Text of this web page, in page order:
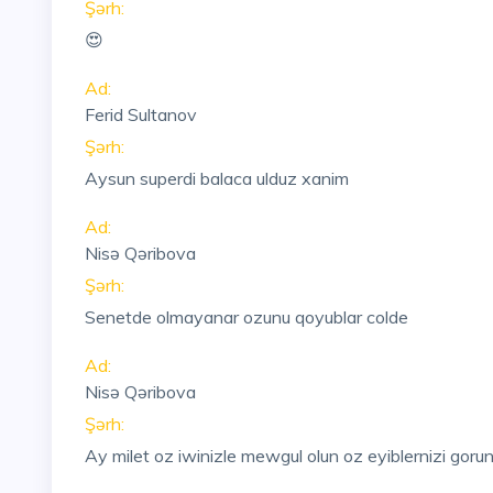
Şərh:
😍
Ad:
Ferid Sultanov
Şərh:
Aysun superdi balaca ulduz xanim
Ad:
Nisə Qəribova
Şərh:
Senetde olmayanar ozunu qoyublar colde
Ad:
Nisə Qəribova
Şərh:
Ay milet oz iwinizle mewgul olun oz eyiblernizi gorun